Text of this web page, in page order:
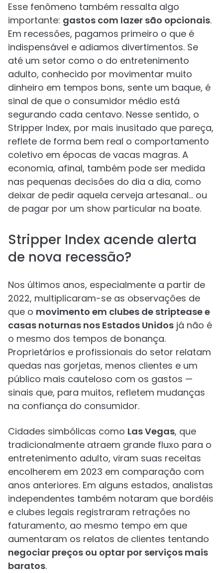
Esse fenômeno também ressalta algo
importante: gastos com lazer são opcionais.
Em recessões, pagamos primeiro o que é
indispensável e adiamos divertimentos. Se
até um setor como o do entretenimento
adulto, conhecido por movimentar muito
dinheiro em tempos bons, sente um baque, é
sinal de que o consumidor médio está
segurando cada centavo. Nesse sentido, o
Stripper Index, por mais inusitado que pareça,
reflete de forma bem real o comportamento
coletivo em épocas de vacas magras. A
economia, afinal, também pode ser medida
nas pequenas decisões do dia a dia, como
deixar de pedir aquela cerveja artesanal… ou
de pagar por um show particular na boate.
Stripper Index acende alerta
de nova recessão?
Nos últimos anos, especialmente a partir de
2022, multiplicaram-se as observações de
que o movimento em clubes de striptease e
casas noturnas nos Estados Unidos já não é
o mesmo dos tempos de bonança.
Proprietários e profissionais do setor relatam
quedas nas gorjetas, menos clientes e um
público mais cauteloso com os gastos —
sinais que, para muitos, refletem mudanças
na confiança do consumidor.
Cidades simbólicas como Las Vegas, que
tradicionalmente atraem grande fluxo para o
entretenimento adulto, viram suas receitas
encolherem em 2023 em comparação com
anos anteriores. Em alguns estados, analistas
independentes também notaram que bordéis
e clubes legais registraram retrações no
faturamento, ao mesmo tempo em que
aumentaram os relatos de clientes tentando
negociar preços ou optar por serviços mais
baratos.